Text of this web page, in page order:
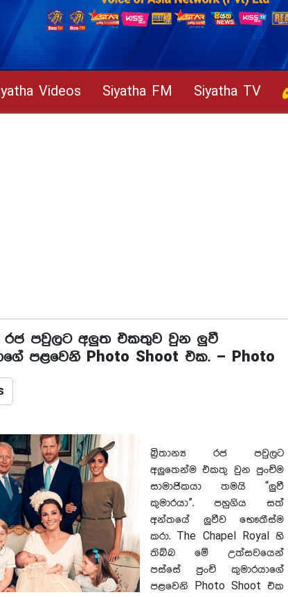
Videos Siyatha FM Siyatha TV
රජ පවුලට අලුත එකතුව වුන ලුවී
පළවෙනි Photo Shoot එක. – Photo
බ්‍රිතාන්‍ය රජ පවුලට
අලුතෙන්ම එකතු වුන පුංචිම
සාමාජිකයා තමයි “ලුවී
කුමාරයා”. පහුගිය සත්
අන්තයේ ලුවීව භෞතීස්ම
කරා. The Chapel Royal හි
තිබ්බ මේ උත්සවයෙන්
පස්සේ පුංචි කුමාරයාගේ
පළවෙනි Photo Shoot එක